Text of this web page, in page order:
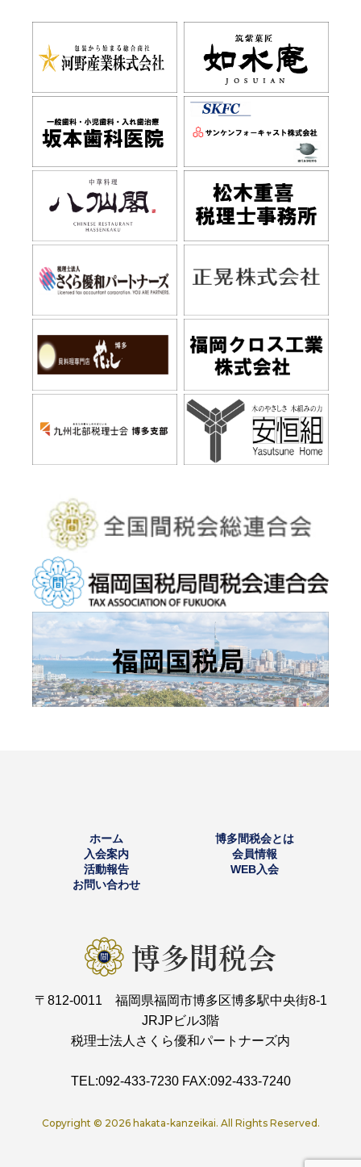
ホーム
博多間税会とは
入会案内
会員情報
活動報告
WEB入会
お問い合わせ
〒812-0011 福岡県福岡市博多区博多駅中央街8-1
JRJPビル3階
税理士法人さくら優和パートナーズ内
TEL:092-433-7230 FAX:092-433-7240
Copyright © 2026 hakata-kanzeikai. All Rights Reserved.